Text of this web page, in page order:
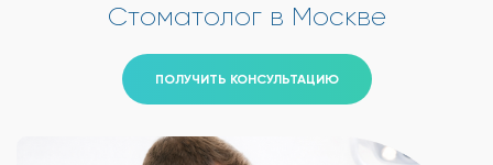
Стоматолог в Москве
ПОЛУЧИТЬ КОНСУЛЬТАЦИЮ